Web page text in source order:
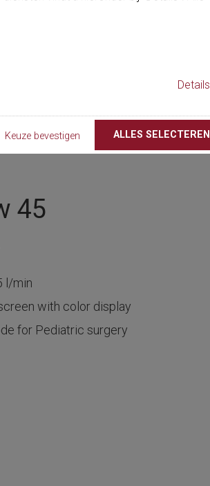
Details
Keuze bevestigen ALLES SELECTEREN
45
l/min
with color display
for Pediatric surgery